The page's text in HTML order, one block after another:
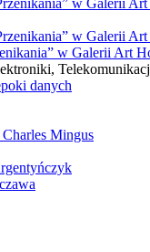
w Galerii Art
danych
Mingus